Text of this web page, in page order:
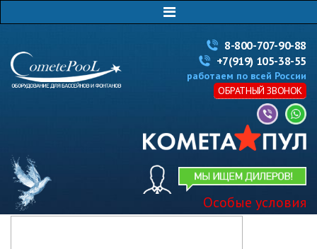
8-800-707-90-88
+7(919) 105-38-55
работаем по всей России
ОБРАТНЫЙ ЗВОНОК
Особые условия